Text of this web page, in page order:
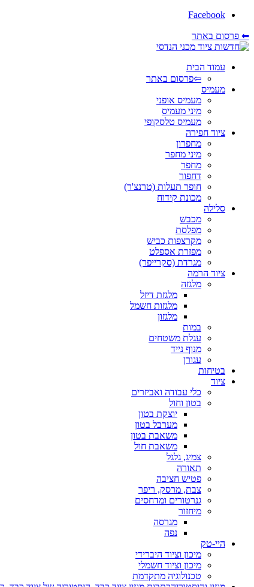
Facebook
⬅ פרסום באתר
עמוד הבית
⇦פרסום באתר
מעמיס
מעמיס אופני
מיני מעמיס
מעמיס טלסקופי
ציוד חפירה
מחפרון
מיני מחפר
מחפר
דחפור
חופר תעלות (טרנצ'ר)
מכונת קידוח
סלילה
מכבש
מפלסת
מקרצפות כביש
מפזרת אספלט
מגרדת (סקרייפר)
ציוד הרמה
מלגזה
מלגזת דיזל
מלגזות חשמל
מלגזון
במות
עגלת משטחים
מנוף נייד
עגורן
בטיחות
ציוד
כלי עבודה ואביזרים
בטון וחול
יוצקת בטון
מערבל בטון
משאבת בטון
משאבת חול
צמיג, גלגל
תאורה
פטיש חציבה
צבת, מרסק, ריפר
גנרטורים ומדחסים
מיחזור
מגרסה
נפה
היי-טק
מיכון וציוד היברידי
מיכון וציוד חשמלי
טכנולוגיה מתקדמת